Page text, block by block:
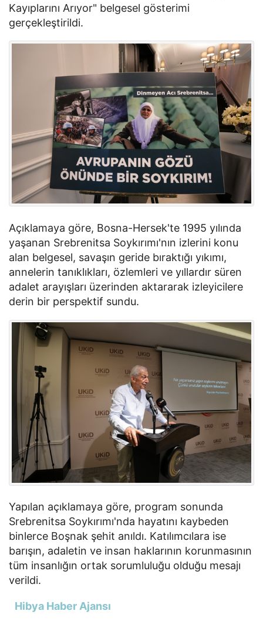
Kayıplarını Arıyor" belgesel gösterimi
gerçekleştirildi.
Açıklamaya göre, Bosna-Hersek'te 1995 yılında
yaşanan Srebrenitsa Soykırımı'nın izlerini konu
alan belgesel, savaşın geride bıraktığı yıkımı,
annelerin tanıklıkları, özlemleri ve yıllardır süren
adalet arayışları üzerinden aktararak izleyicilere
derin bir perspektif sundu.
Yapılan açıklamaya göre, program sonunda
Srebrenitsa Soykırımı'nda hayatını kaybeden
binlerce Boşnak şehit anıldı. Katılımcılara ise
barışın, adaletin ve insan haklarının korunmasının
tüm insanlığın ortak sorumluluğu olduğu mesajı
verildi.
Hibya Haber Ajansı